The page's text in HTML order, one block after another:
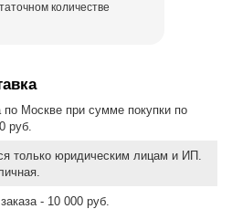
количестве
по Москве при сумме покупки по
руб.
только юридическим лицам и ИП.
- 10 000 руб.